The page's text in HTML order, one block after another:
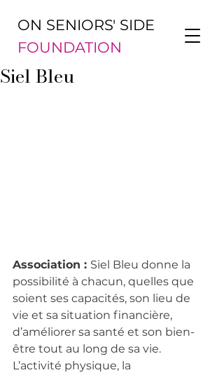
ON SENIORS' SIDE
FOUNDATION
Siel Bleu
Association : Siel Bleu donne la
possibilité à chacun, quelles que
soient ses capacités, son lieu de
vie et sa situation financière,
d’améliorer sa santé et son bien-
être tout au long de sa vie.
L’activité physique, la